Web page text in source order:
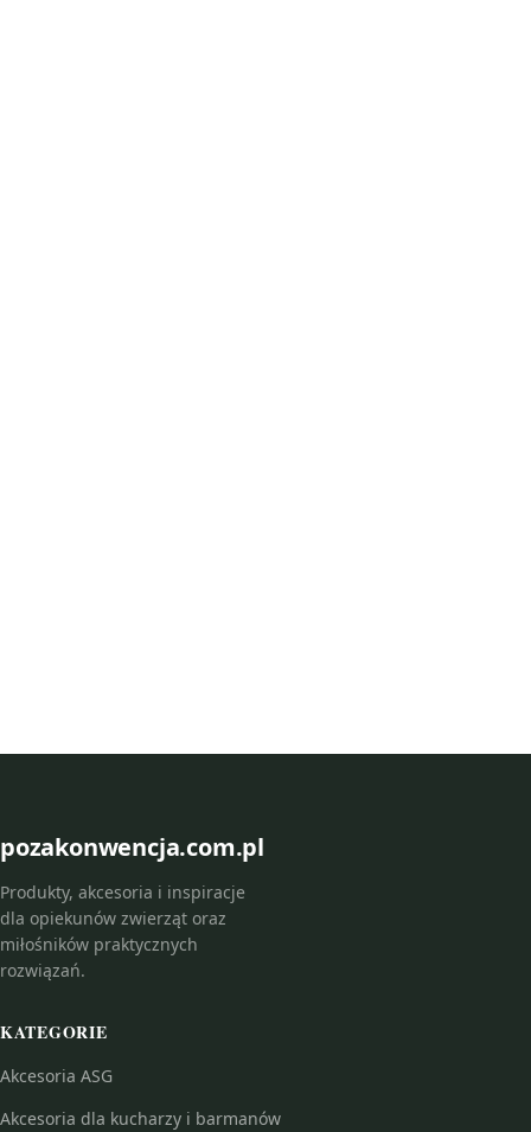
pozakonwencja.com.pl
Produkty, akcesoria i inspiracje
dla opiekunów zwierząt oraz
miłośników praktycznych
rozwiązań.
KATEGORIE
Akcesoria ASG
Akcesoria dla kucharzy i barmanów